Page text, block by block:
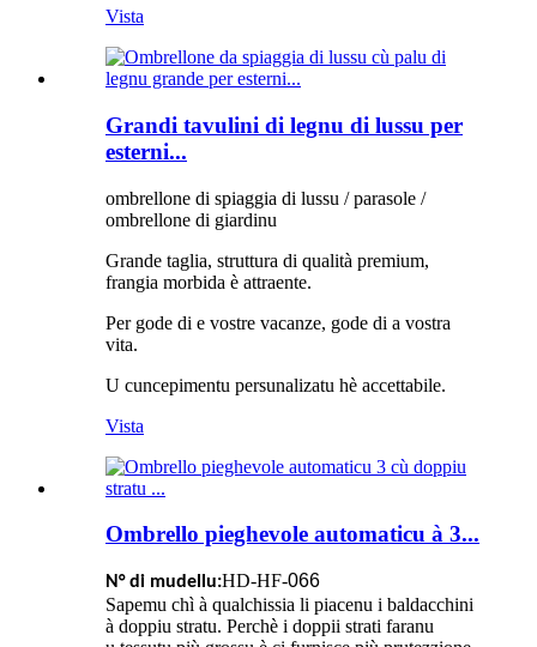
Vista
Grandi tavulini di legnu di lussu per
esterni...
ombrellone di spiaggia di lussu / parasole /
ombrellone di giardinu
Grande taglia, struttura di qualità premium,
frangia morbida è attraente.
Per gode di e vostre vacanze, gode di a vostra
vita.
U cuncepimentu persunalizatu hè accettabile.
Vista
Ombrello pieghevole automaticu à 3...
N° di mudellu:HD-HF-066
Sapemu chì à qualchissia li piacenu i baldacchini
à doppiu stratu. Perchè i doppii strati faranu